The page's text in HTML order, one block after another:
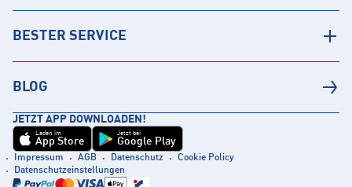
BESTER SERVICE
BLOG
JETZT APP DOWNLOADEN!
Laden im
App Store
Jetzt bei
Google Play
Impressum AGB Datenschutz
Cookie Policy
Datenschutzeinstellungen